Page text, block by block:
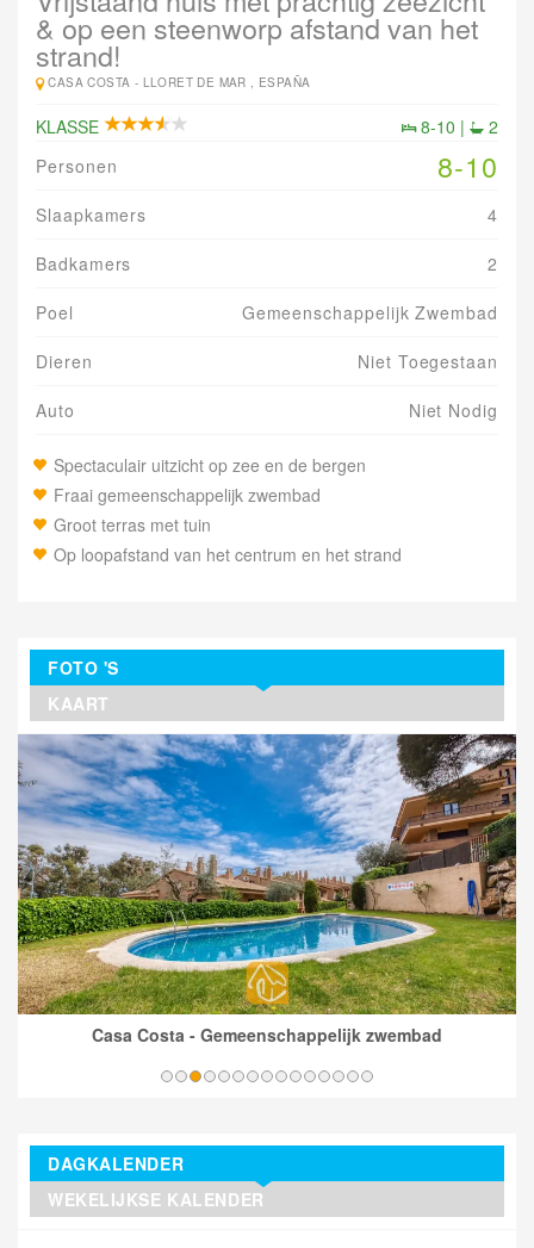
& op een steenworp afstand van het
strand!
CASA COSTA - LLORET DE MAR , ESPAÑA
KLASSE 8-10 |
2
Personen
8-10
Slaapkamers 4
Badkamers 2
Poel Gemeenschappelijk Zwembad
Dieren Niet Toegestaan
Auto Niet Nodig
Spectaculair uitzicht op zee en de bergen
Fraai gemeenschappelijk zwembad
Groot terras met tuin
Op loopafstand van het centrum en het strand
FOTO 'S
KAART
Casa Costa - Gemeenschappelijk zwembad
DAGKALENDER
WEKELIJKSE KALENDER